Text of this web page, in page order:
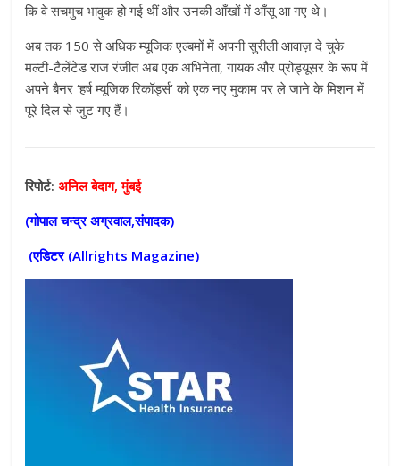
कि वे सचमुच भावुक हो गई थीं और उनकी आँखों में आँसू आ गए थे।
अब तक 150 से अधिक म्यूजिक एल्बमों में अपनी सुरीली आवाज़ दे चुके
मल्टी-टैलेंटेड राज रंजीत अब एक अभिनेता, गायक और प्रोड्यूसर के रूप में
अपने बैनर ‘हर्ष म्यूजिक रिकॉर्ड्स’ को एक नए मुकाम पर ले जाने के मिशन में
पूरे दिल से जुट गए हैं।
रिपोर्ट: अनिल बेदाग, मुंबई
(गोपाल चन्द्र अग्रवाल,संपादक)
(एडिटर (Allrights Magazine)